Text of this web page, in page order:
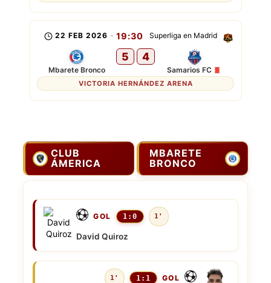
Superliga en Madrid
22 FEB 2026 - 19:30
Mbarete Bronco
5 4
Samarios FC
VICTORIA HERNÁNDEZ ARENA
CLUB
ÁMERICA
MBARETE
BRONCO
GOL 1:0 1'
David Quiroz
1' 1:1 GOL